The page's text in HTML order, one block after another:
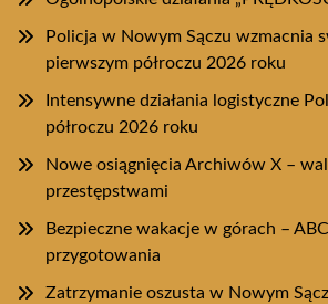
Policja w Nowym Sączu wzmacnia
pierwszym półroczu 2026 roku
Intensywne działania logistyczne
półroczu 2026 roku
Nowe osiągnięcia Archiwów X –
przestępstwami
Bezpieczne wakacje w górach –
przygotowania
Zatrzymanie oszusta w Nowym